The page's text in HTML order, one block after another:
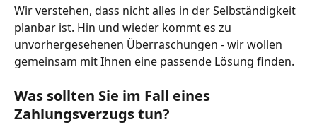
Wir verstehen, dass nicht alles in der Selbständigkeit
planbar ist. Hin und wieder kommt es zu
unvorhergesehenen Überraschungen - wir wollen
gemeinsam mit Ihnen eine passende Lösung finden.
Was sollten Sie im Fall eines
Zahlungsverzugs tun?